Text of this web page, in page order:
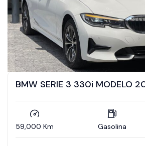
BMW SERIE 3 330i MODELO
59,000 Km Gasolina